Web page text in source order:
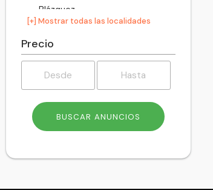
Blázquez
Bujalance
Cabra
Cañete de las Torres
Carcabuey
Cardeña
Carlota
Carpio
[+] Mostrar todas las localidades
Precio